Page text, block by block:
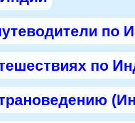
по
по